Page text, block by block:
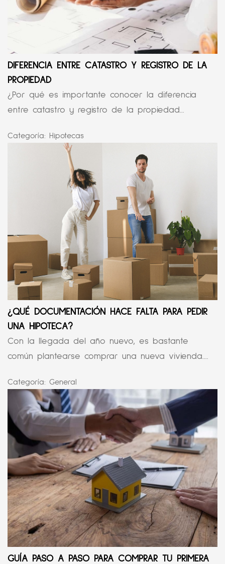
DIFERENCIA ENTRE CATASTRO Y REGISTRO DE LA
PROPIEDAD
¿Por qué es importante conocer la diferencia
entre catastro y registro de la propiedad...
Categoría: Hipotecas
¿QUÉ DOCUMENTACIÓN HACE FALTA PARA PEDIR
UNA HIPOTECA?
Con la llegada del año nuevo, es bastante
común plantearse comprar una nueva vivienda....
Categoría: General
GUÍA PASO A PASO PARA COMPRAR TU PRIMERA